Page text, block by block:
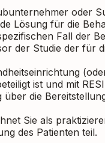
oder
Lösung für die
Fall der
der Studie der für
ist und mit
die
Sie als
des Patienten teil.